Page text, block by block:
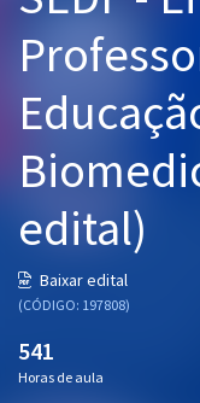
Graduação
Mentorias
Questões grátis
Conteúdo gratuito
Blog
edital)
Baixar edital
(CÓDIGO: 197808)
541
Horas de aula